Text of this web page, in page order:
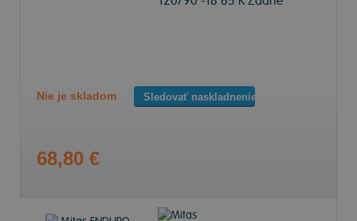
Nie je skladom Sledovať naskladnenie
68,80 €